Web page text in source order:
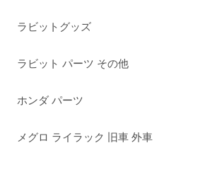
ラビットグッズ
ラビット パーツ その他
ホンダ パーツ
メグロ ライラック 旧車 外車